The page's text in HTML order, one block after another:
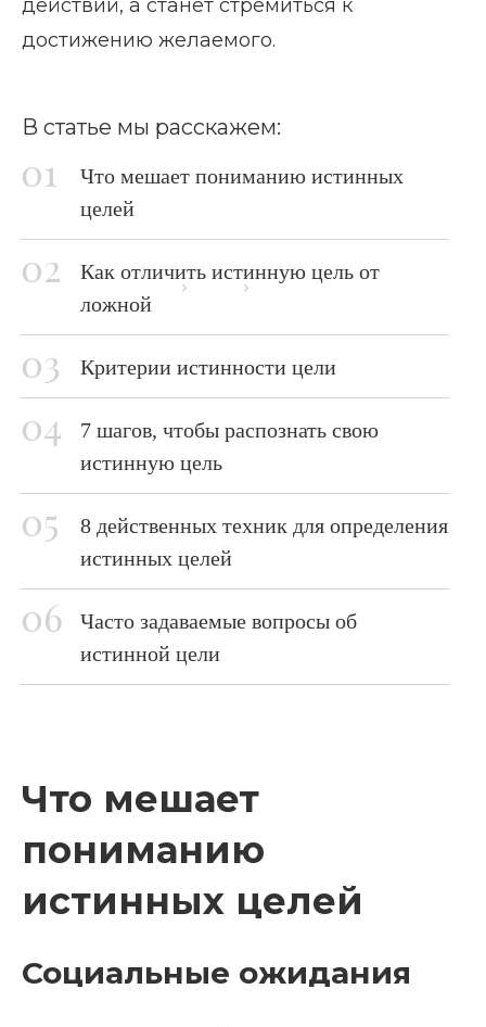
Главная страница Истинная цель
действий, а станет стремиться к
достижению желаемого.
В статье мы расскажем:
Что мешает пониманию истинных
целей
Как отличить истинную цель от
ложной
Критерии истинности цели
7 шагов, чтобы распознать свою
истинную цель
8 действенных техник для определения
истинных целей
Часто задаваемые вопросы об
истинной цели
Что мешает
пониманию
истинных целей
Социальные ожидания